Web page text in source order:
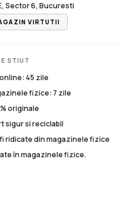
Sector 6, Bucuresti
VIRTUTII
STIUT
45 zile
fizice: 7 zile
originale
sigur si reciclabil
ridicate din magazinele fizice
în magazinele fizice.